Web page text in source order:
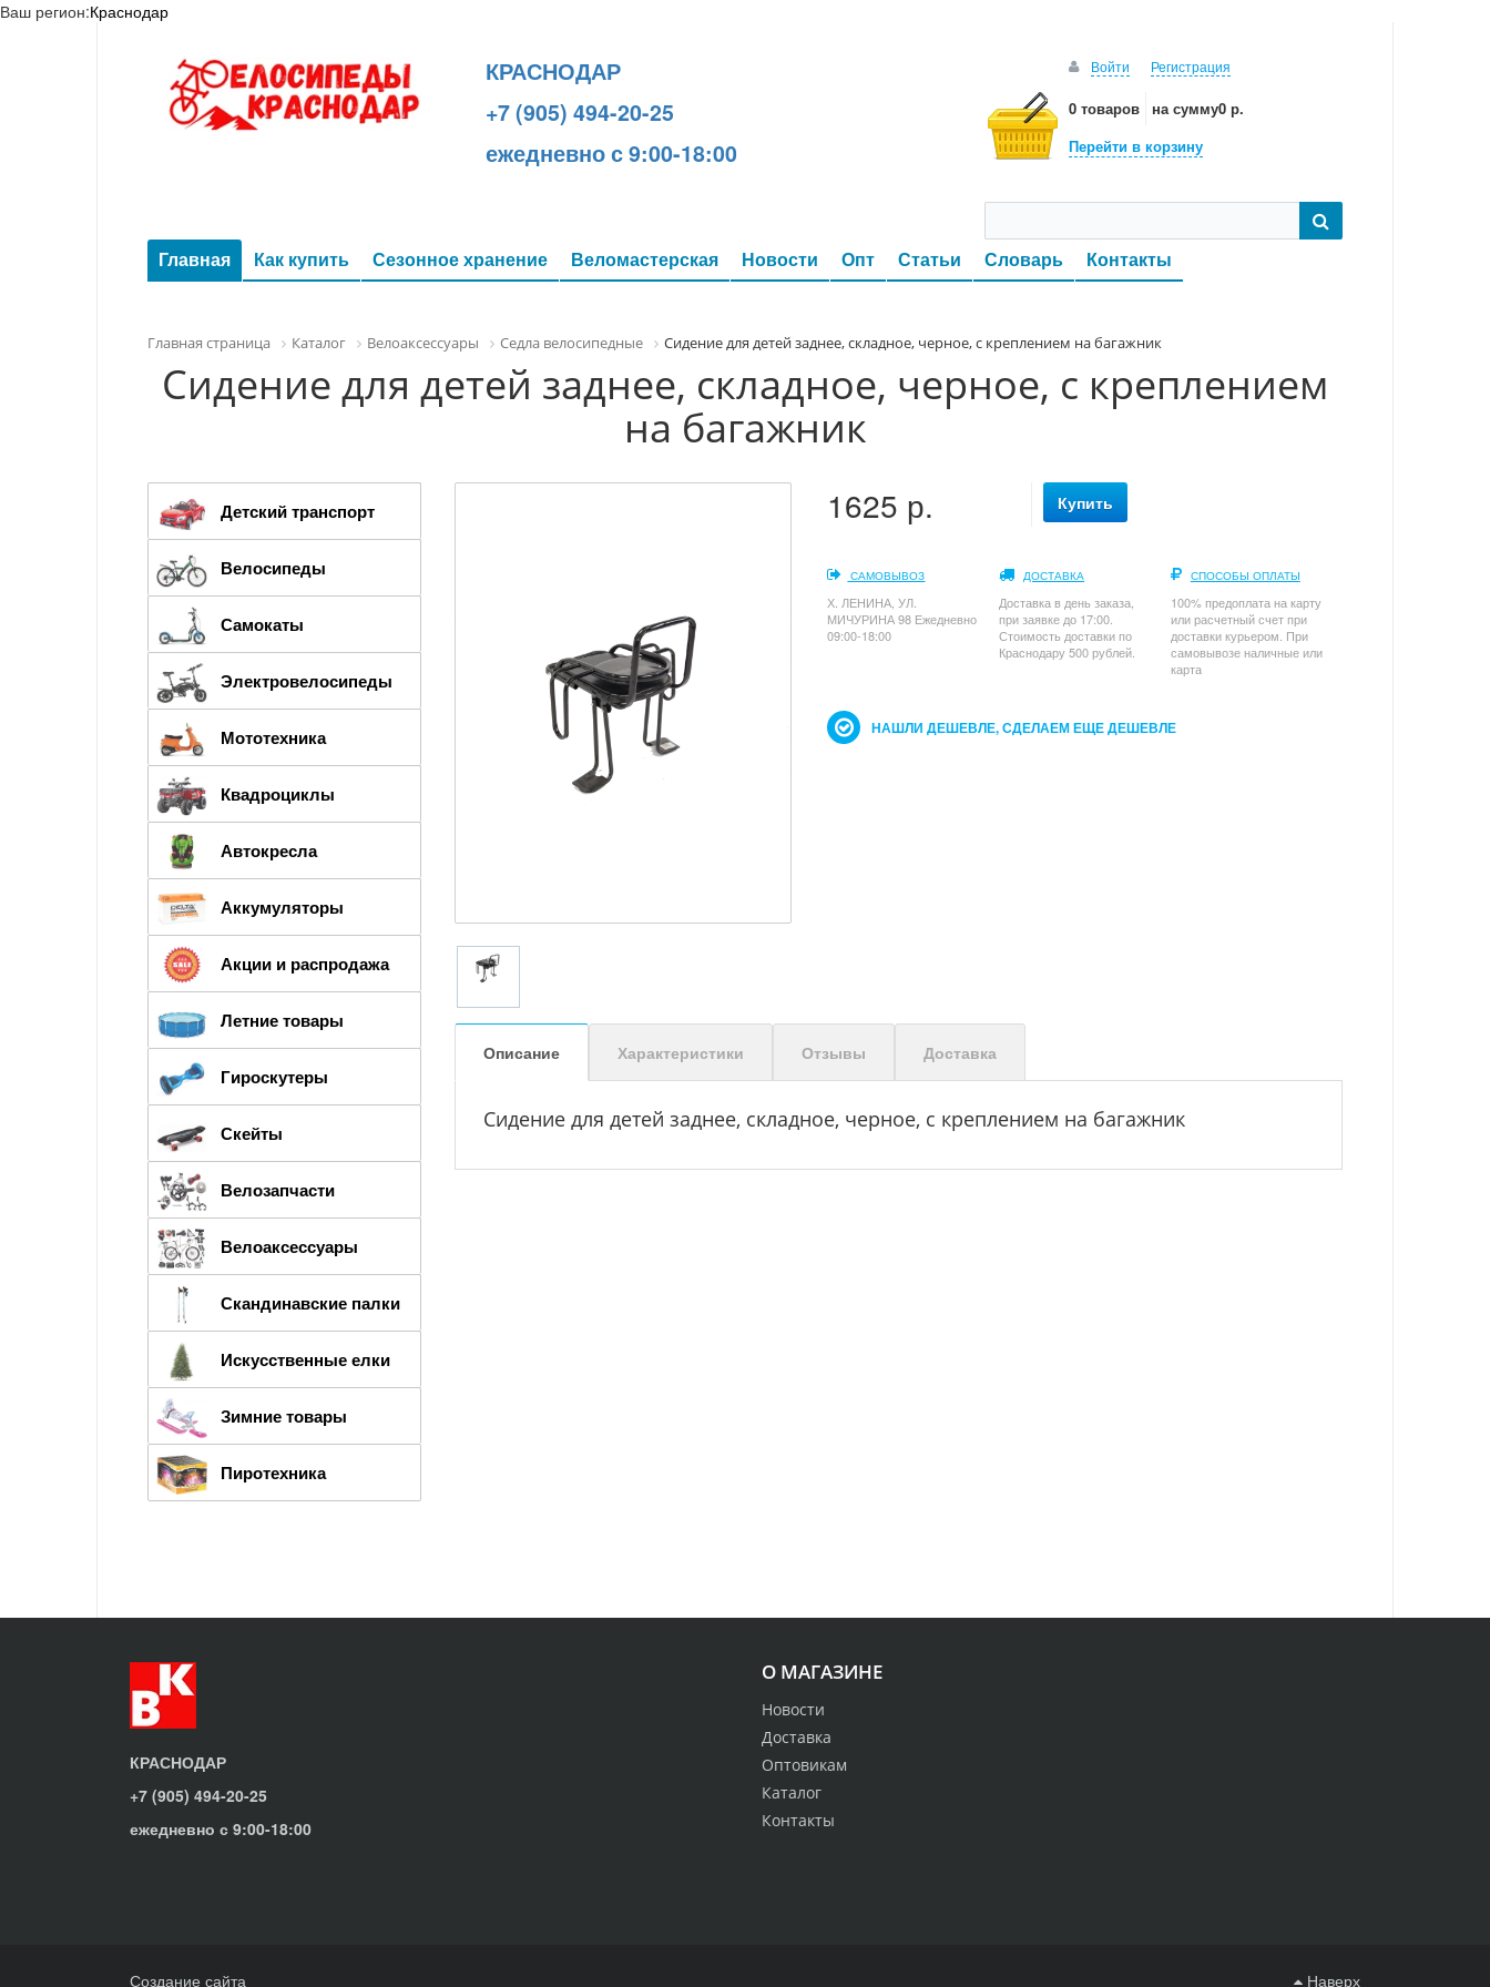
Ваш регион:Краснодар
КРАСНОДАР
+7 (905) 494-20-25
ежедневно с 9:00-18:00
Войти Регистрация
0 товаров на сумму0 р.
Перейти в корзину
Главная Как купить Сезонное хранение Веломастерская Новости Опт Статьи Словарь Контакты
Главная страница Каталог Велоаксессуары Седла велосипедные Сидение для детей заднее, складное, черное, с креплением на багажник
Сидение для детей заднее, складное, черное, с креплением
на багажник
1625 р. Купить
САМОВЫВОЗ
Х. ЛЕНИНА, УЛ.
МИЧУРИНА 98 Ежедневно
09:00-18:00
ДОСТАВКА
Доставка в день заказа,
при заявке до 17:00.
Стоимость доставки по
Краснодару 500 рублей.
СПОСОБЫ ОПЛАТЫ
100% предоплата на карту
или расчетный счет при
доставки курьером. При
самовывозе наличные или
карта
НАШЛИ ДЕШЕВЛЕ, СДЕЛАЕМ ЕЩЕ ДЕШЕВЛЕ
Описание Характеристики Отзывы Доставка
Сидение для детей заднее, складное, черное, с креплением на багажник
Детский транспорт
Велосипеды
Самокаты
Электровелосипеды
Мототехника
Квадроциклы
Автокресла
Аккумуляторы
Акции и распродажа
Летние товары
Гироскутеры
Скейты
Велозапчасти
Велоаксессуары
Скандинавские палки
Искусственные елки
Зимние товары
Пиротехника
О МАГАЗИНЕ
Новости
Доставка
Оптовикам
Каталог
Контакты
КРАСНОДАР
+7 (905) 494-20-25
ежедневно с 9:00-18:00
Создание сайта Наверх